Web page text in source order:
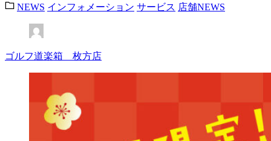
NEWS インフォメーション サービス 店舗NEWS
ゴルフ道楽箱 枚方店